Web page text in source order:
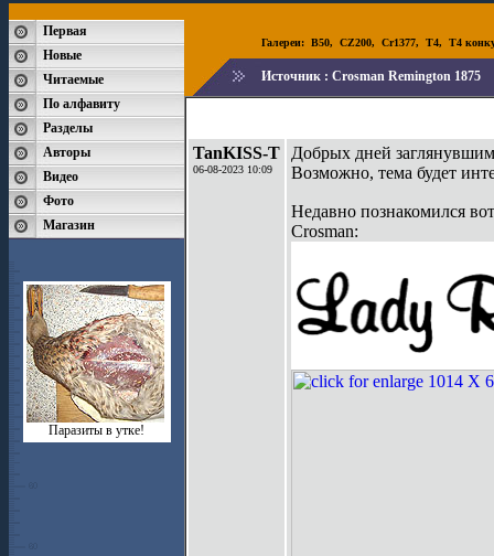
Первая
Новые
Читаемые
По алфавиту
Разделы
Авторы
Видео
Фото
Магазин
Паразиты в утке!
Галереи: B50, CZ200, Cr1377, T4, T4
Источник : Crosman Remington 1875
TanKISS-T
06-08-2023 10:09
Добрых дней
Возможно, тема будет
Недавно познакомился
Crosman: